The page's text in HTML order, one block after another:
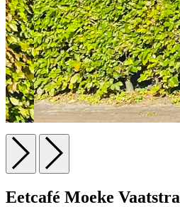
Eetcafé Moeke Vaatstra